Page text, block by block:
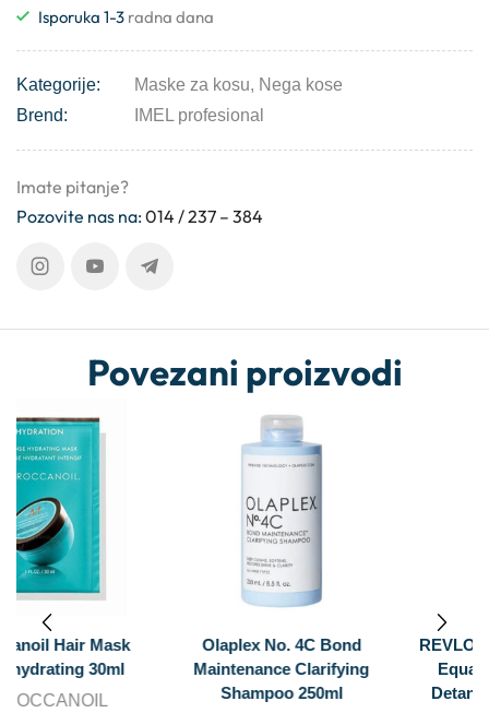
Isporuka 1-3 radna dana
Kategorije: Maske za kosu, Nega kose
Brend:
IMEL profesional
Imate pitanje?
Pozovite nas na:014 / 237 – 384
Povezani proizvodi
Olaplex No. 4C Bond
Maintenance Clarifying
Shampoo 250ml
REVLON PROFESSIONAL
Equave Hydro Instant
Detangling Conditioner